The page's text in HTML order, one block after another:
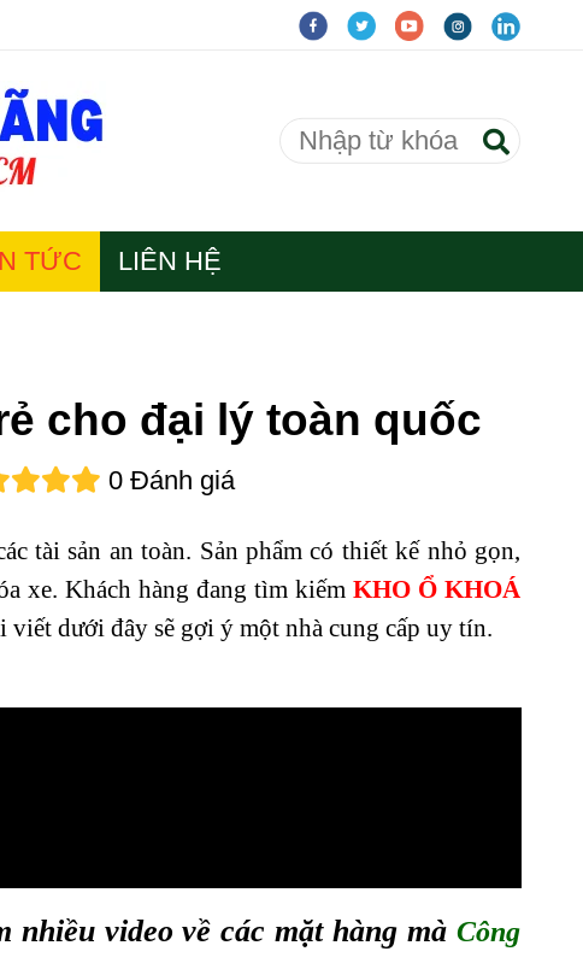
TỨC LIÊN HỆ
cho đại lý toàn quốc
0 Đánh giá
tài sản an toàn. Sản phẩm có thiết kế nhỏ gọn,
xe. Khách hàng đang tìm kiếmKHO Ổ KHOÁ
viết dưới đây sẽ gợi ý một nhà cung cấp uy tín.
nhiều video về các mặt hàng mà Công